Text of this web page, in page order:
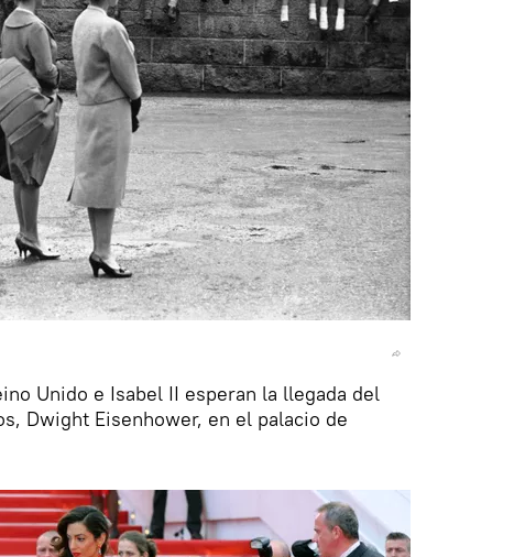
Unido e Isabel II esperan la llegada del
Dwight Eisenhower, en el palacio de